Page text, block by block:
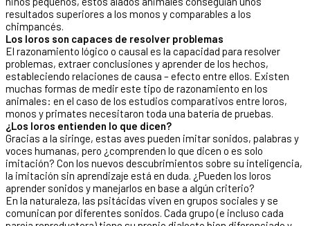
resultados superiores a los monos y comparables a los
chimpancés.
Los loros son capaces de resolver problemas
El razonamiento lógico o causal es la capacidad para resolver
problemas, extraer conclusiones y aprender de los hechos,
estableciendo relaciones de causa – efecto entre ellos. Existen
muchas formas de medir este tipo de razonamiento en los
animales: en el caso de los estudios comparativos entre loros,
monos y primates necesitaron toda una batería de pruebas.
¿Los loros entienden lo que dicen?
Gracias a la siringe, estas aves pueden imitar sonidos, palabras y
voces humanas, pero ¿comprenden lo que dicen o es solo
imitación? Con los nuevos descubrimientos sobre su inteligencia,
la imitación sin aprendizaje está en duda. ¿Pueden los loros
aprender sonidos y manejarlos en base a algún criterio?
En la naturaleza, las psitácidas viven en grupos sociales y se
comunican por diferentes sonidos. Cada grupo (e incluso cada